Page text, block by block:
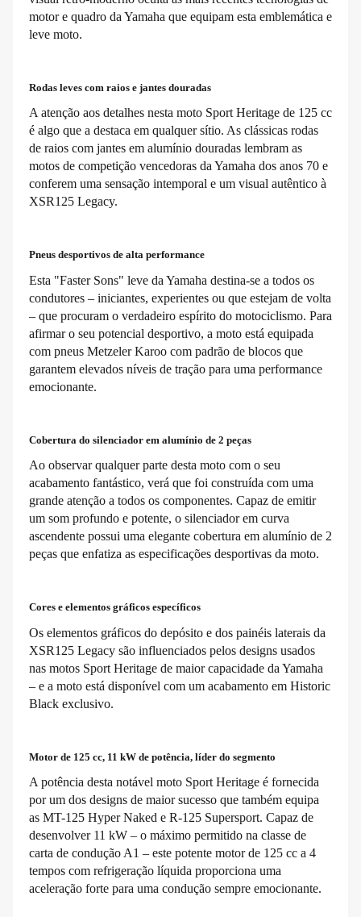
motor e quadro da Yamaha que equipam esta emblemática e
leve moto.
Rodas leves com raios e jantes douradas
A atenção aos detalhes nesta moto Sport Heritage de 125 cc
é algo que a destaca em qualquer sítio. As clássicas rodas
de raios com jantes em alumínio douradas lembram as
motos de competição vencedoras da Yamaha dos anos 70 e
conferem uma sensação intemporal e um visual autêntico à
XSR125 Legacy.
Pneus desportivos de alta performance
Esta "Faster Sons" leve da Yamaha destina-se a todos os
condutores – iniciantes, experientes ou que estejam de volta
– que procuram o verdadeiro espírito do motociclismo. Para
afirmar o seu potencial desportivo, a moto está equipada
com pneus Metzeler Karoo com padrão de blocos que
garantem elevados níveis de tração para uma performance
emocionante.
Cobertura do silenciador em alumínio de 2 peças
Ao observar qualquer parte desta moto com o seu
acabamento fantástico, verá que foi construída com uma
grande atenção a todos os componentes. Capaz de emitir
um som profundo e potente, o silenciador em curva
ascendente possui uma elegante cobertura em alumínio de 2
peças que enfatiza as especificações desportivas da moto.
Cores e elementos gráficos específicos
Os elementos gráficos do depósito e dos painéis laterais da
XSR125 Legacy são influenciados pelos designs usados
nas motos Sport Heritage de maior capacidade da Yamaha
– e a moto está disponível com um acabamento em Historic
Black exclusivo.
Motor de 125 cc, 11 kW de potência, líder do segmento
A potência desta notável moto Sport Heritage é fornecida
por um dos designs de maior sucesso que também equipa
as MT-125 Hyper Naked e R-125 Supersport. Capaz de
desenvolver 11 kW – o máximo permitido na classe de
carta de condução A1 – este potente motor de 125 cc a 4
tempos com refrigeração líquida proporciona uma
aceleração forte para uma condução sempre emocionante.